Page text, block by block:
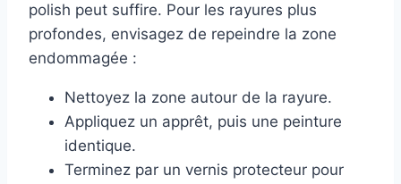
polish peut suffire. Pour les rayures plus
profondes, envisagez de repeindre la zone
endommagée :
Nettoyez la zone autour de la rayure.
Appliquez un apprêt, puis une peinture
identique.
Terminez par un vernis protecteur pour